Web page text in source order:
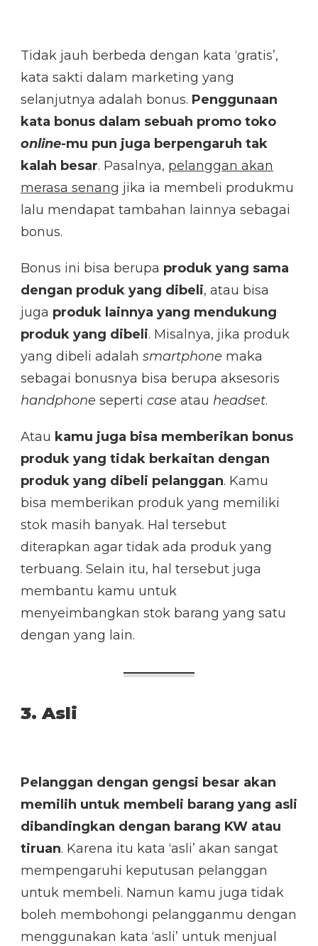
Tidak jauh berbeda dengan kata ‘gratis’,
kata sakti dalam marketing yang
selanjutnya adalah bonus. Penggunaan
kata bonus dalam sebuah promo toko
online-mu pun juga berpengaruh tak
kalah besar. Pasalnya, pelanggan akan
merasa senang jika ia membeli produkmu
lalu mendapat tambahan lainnya sebagai
bonus.
Bonus ini bisa berupa produk yang sama
dengan produk yang dibeli, atau bisa
juga produk lainnya yang mendukung
produk yang dibeli. Misalnya, jika produk
yang dibeli adalah smartphone maka
sebagai bonusnya bisa berupa aksesoris
handphone seperti case atau headset.
Atau kamu juga bisa memberikan bonus
produk yang tidak berkaitan dengan
produk yang dibeli pelanggan. Kamu
bisa memberikan produk yang memiliki
stok masih banyak. Hal tersebut
diterapkan agar tidak ada produk yang
terbuang. Selain itu, hal tersebut juga
membantu kamu untuk
menyeimbangkan stok barang yang satu
dengan yang lain.
3. Asli
Pelanggan dengan gengsi besar akan
memilih untuk membeli barang yang asli
dibandingkan dengan barang KW atau
tiruan. Karena itu kata ‘asli’ akan sangat
mempengaruhi keputusan pelanggan
untuk membeli. Namun kamu juga tidak
boleh membohongi pelangganmu dengan
menggunakan kata ‘asli’ untuk menjual